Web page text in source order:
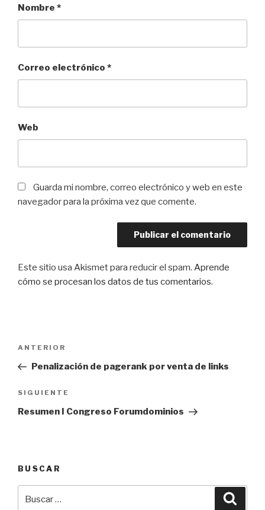
Nombre *
Correo electrónico *
Web
Guarda mi nombre, correo electrónico y web en este
navegador para la próxima vez que comente.
Este sitio usa Akismet para reducir el spam. Aprende
cómo se procesan los datos de tus comentarios.
entradas
Entrada
anterior:
ANTERIOR
Penalización de pagerank por venta de links
Siguiente
entrada
SIGUIENTE
Resumen I Congreso Forumdominios
BUSCAR